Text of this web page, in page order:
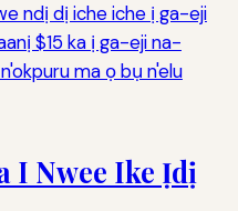
ndị dị iche iche ị ga-eji
$15 ka ị ga-eji na-
ma ọ bụ n'elu
I Nwee Ike Ịdị